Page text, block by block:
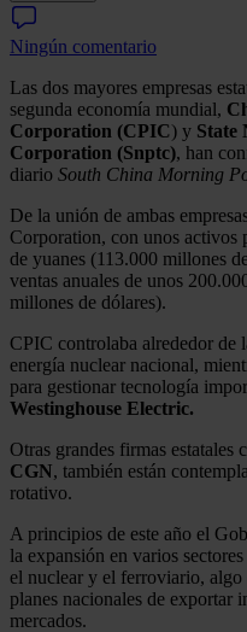
Ningún comentario
Las dos mayores empresas
segunda economía mundial,
Corporation (CPIC) y State
Corporation (Snptc), han
diario South China Morning
De la unión de ambas
Corporation, con unos activos
de yuanes (113.000 millones
ventas anuales de unos
millones de dólares).
CPIC controlaba alrededor de
energía nuclear nacional,
para gestionar tecnología
Westinghouse Electric.
Otras grandes firmas estatales
CGN, también están
rotativo.
A principios de este año el
la expansión en varios
el nuclear y el ferroviario, algo
planes nacionales de exportar
mercados.